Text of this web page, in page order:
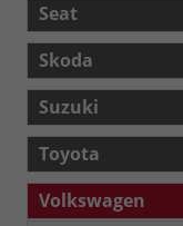
Seat
Skoda
Suzuki
Toyota
Volkswagen